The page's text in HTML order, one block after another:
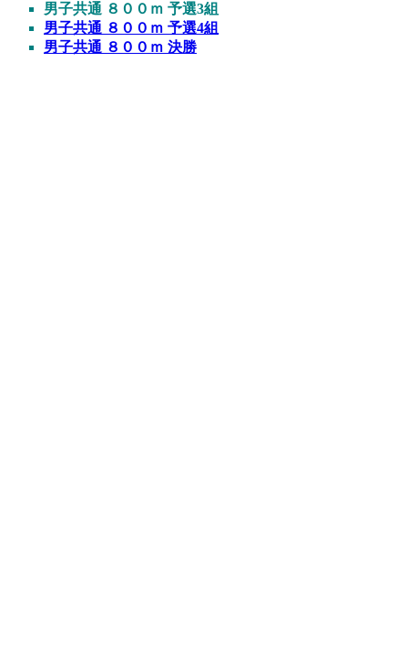
男子共通 ８００ｍ 予選3組
男子共通 ８００ｍ 予選4組
男子共通 ８００ｍ 決勝